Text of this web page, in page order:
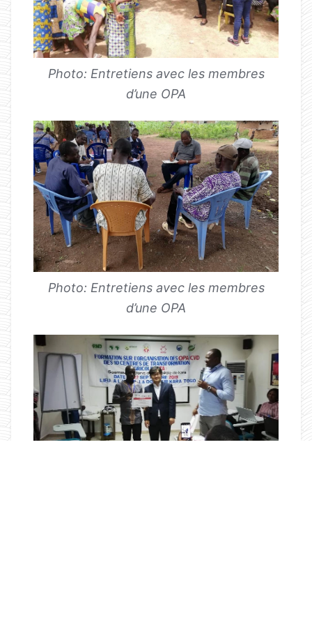
Photo: Entretiens avec les membres
d’une OPA
Photo: Entretiens avec les membres
d’une OPA